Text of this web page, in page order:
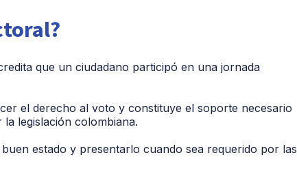
que un ciudadano participó en una jornada
el derecho al voto y constituye el soporte necesario
legislación colombiana.
estado y presentarlo cuando sea requerido por las